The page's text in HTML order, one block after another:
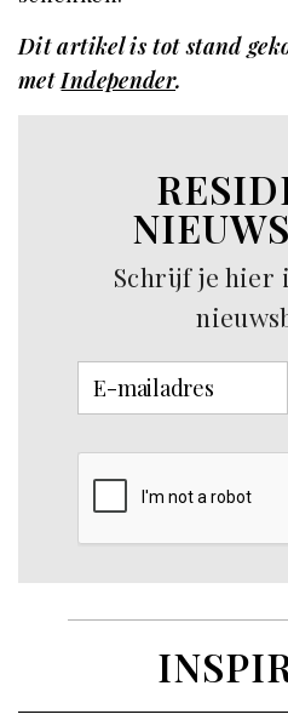
Dit artikel is tot stand
met Independer.
Schrijf je hier